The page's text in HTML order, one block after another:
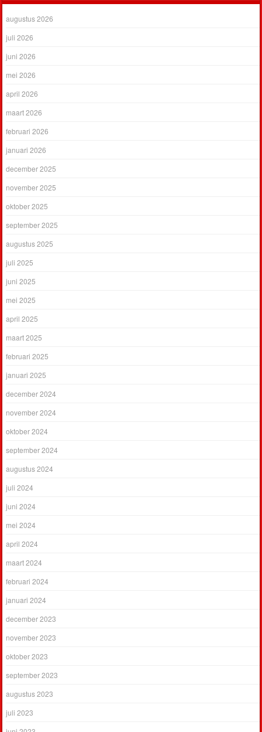
augustus 2026
juli 2026
juni 2026
mei 2026
april 2026
maart 2026
februari 2026
januari 2026
december 2025
november 2025
oktober 2025
september 2025
augustus 2025
juli 2025
juni 2025
mei 2025
april 2025
maart 2025
februari 2025
januari 2025
december 2024
november 2024
oktober 2024
september 2024
augustus 2024
juli 2024
juni 2024
mei 2024
april 2024
maart 2024
februari 2024
januari 2024
december 2023
november 2023
oktober 2023
september 2023
augustus 2023
juli 2023